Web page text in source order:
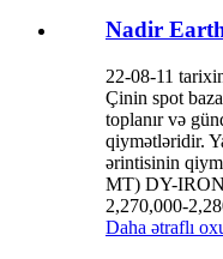
Nadir
22-08-11
Çinin spot
toplanır və
qiymətləridir.
ərintisinin
MT) DY-
2,270,000-
Daha ətraflı